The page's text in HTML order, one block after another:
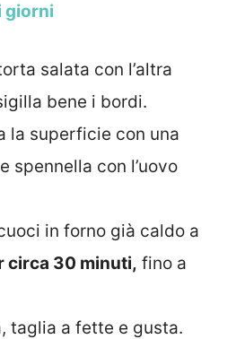
giorni
salata con l’altra
bene i bordi.
la superficie con una
spennella con l’uovo
in forno già caldo a
circa 30 minuti, fino a
taglia a fette e gusta.